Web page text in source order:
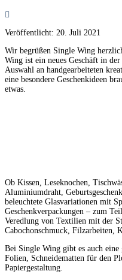
Veröffentlicht: 20. Juli 2021
Wir begrüßen Single Wing
Wing ist ein neues Geschäft in
Auswahl an handgearbeiteten
eine besondere Geschenkideen
etwas.
Ob Kissen, Leseknochen,
Aluminiumdraht,
beleuchtete Glasvariationen mit
Geschenkverpackungen – zum
Veredlung von Textilien mit der
Cabochonschmuck, Filzarbeiten,
Bei Single Wing gibt es auch
Folien, Schneidematten für den
Papiergestaltung.